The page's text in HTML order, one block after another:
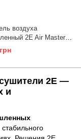
воздуха
2E Air Master
2E —
и